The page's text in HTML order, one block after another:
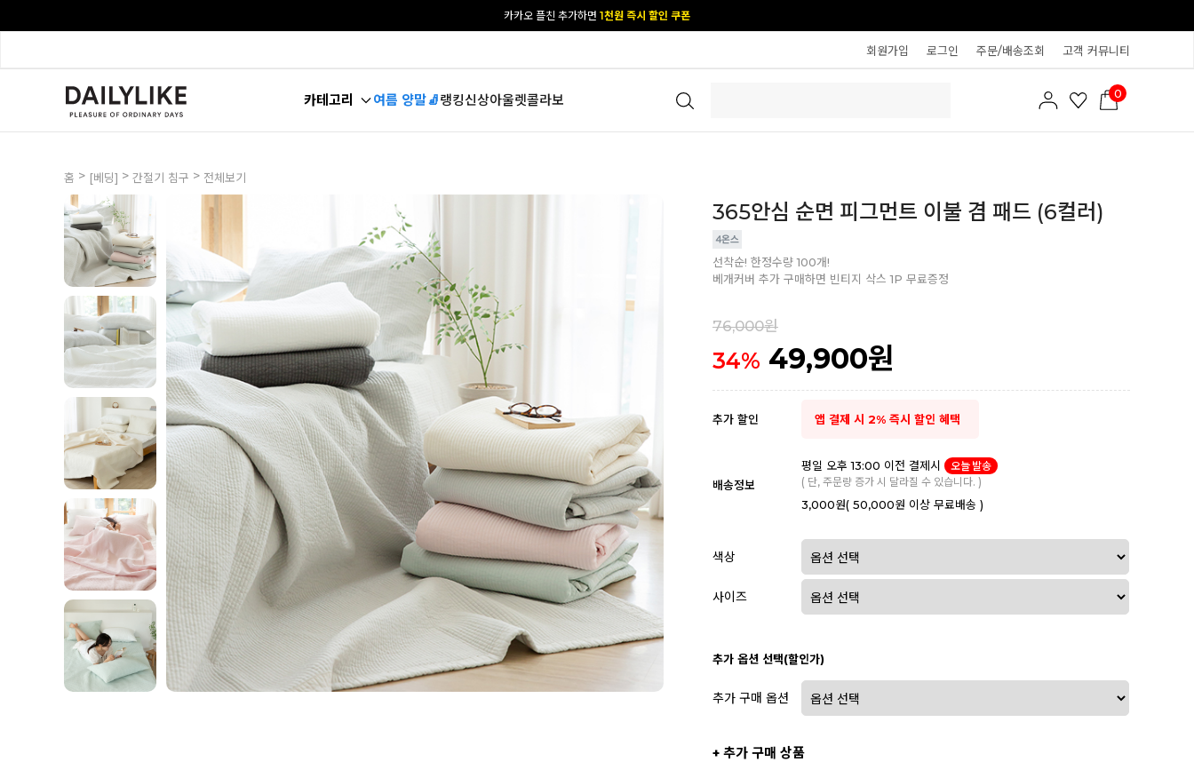
카카오 플친 추가하면 1천원 즉시 할인 쿠폰
회원가입 로그인 주문/배송조회 고객 커뮤니티
카테고리 여름 양말🧦랭킹신상아울렛콜라보 0
홈 > [베딩] > 간절기 침구 > 전체보기
365안심 순면 피그먼트 이불 겸 패드 (6컬러)
선착순! 한정수량 100개!
베개커버 추가 구매하면 빈티지 삭스 1P 무료증정
76,000원
34% 49,900원
추가 할인 앱 결제 시 2% 즉시 할인 혜택
배송정보
평일 오후 13:00 이전 결제시
오늘 발송
( 단, 주문량 증가 시 달라질 수 있습니다. )
3,000원( 50,000원 이상 무료배송 )
색상
사이즈
추가 옵션 선택(할인가)
추가 구매 옵션
+ 추가 구매 상품